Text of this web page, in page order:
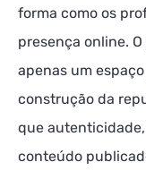
forma como os
presença online.
apenas um
construção da
que
conteúdo